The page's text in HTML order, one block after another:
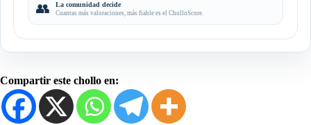
👥 La comunidad decide
Cuantas más valoraciones, más fiable es el CholloScore.
Compartir este chollo en: